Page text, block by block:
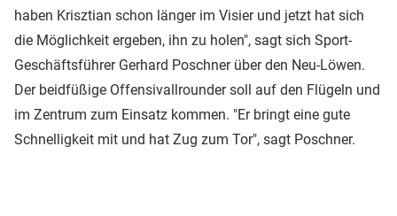
haben Krisztian schon länger im Visier und jetzt hat sich
die Möglichkeit ergeben, ihn zu holen", sagt sich Sport-
Geschäftsführer Gerhard Poschner über den Neu-Löwen.
Der beidfüßige Offensivallrounder soll auf den Flügeln und
im Zentrum zum Einsatz kommen. "Er bringt eine gute
Schnelligkeit mit und hat Zug zum Tor", sagt Poschner.